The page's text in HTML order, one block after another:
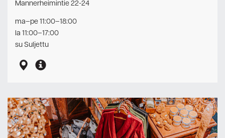
Mannerheimintie 22-24
ma–pe 11:00–18:00
la 11:00–17:00
su Suljettu